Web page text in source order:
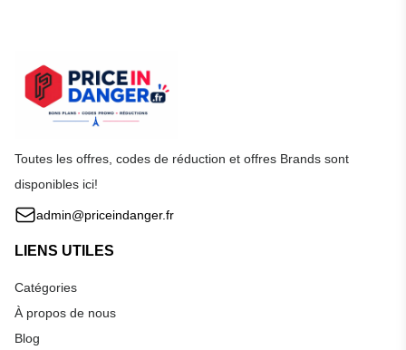
Toutes les offres, codes de réduction et offres Brands sont
disponibles ici!
admin@priceindanger.fr
LIENS UTILES
Catégories
À propos de nous
Blog